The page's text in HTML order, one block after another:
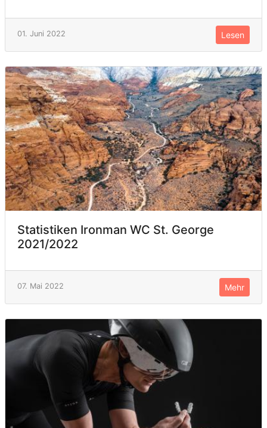
01. Juni 2022 Lesen
Statistiken Ironman WC St. George
2021/2022
07. Mai 2022 Mehr